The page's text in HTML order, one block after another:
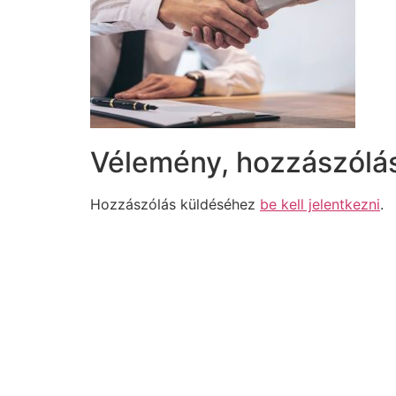
Vélemény,
Hozzászólás küldéséhez be kell jelentkezni.